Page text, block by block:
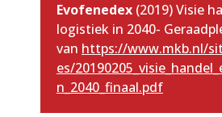
Evofenedex (2019) Visie
logistiek in 2040-
van https://www.mkb.nl/
es/
n_2040_finaal.pdf